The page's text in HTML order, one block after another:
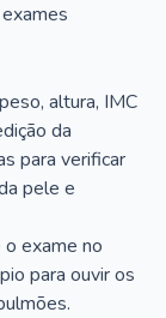
altura, IMC
da
para verificar
pele e
o exame no
para ouvir os